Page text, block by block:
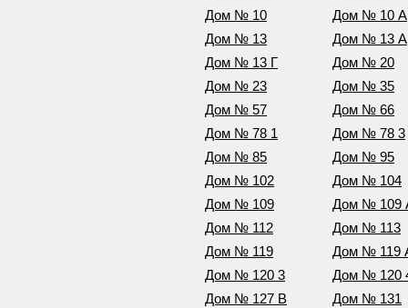
Дом № 10
Дом № 10 А
Дом № 13
Дом № 13 А
Дом № 13 Г
Дом № 20
Дом № 23
Дом № 35
Дом № 57
Дом № 66
Дом № 78 1
Дом № 78 3
Дом № 85
Дом № 95
Дом № 102
Дом № 104
Дом № 109
Дом № 109
Дом № 112
Дом № 113
Дом № 119
Дом № 119
Дом № 120 3
Дом № 120
Дом № 127 В
Дом № 131